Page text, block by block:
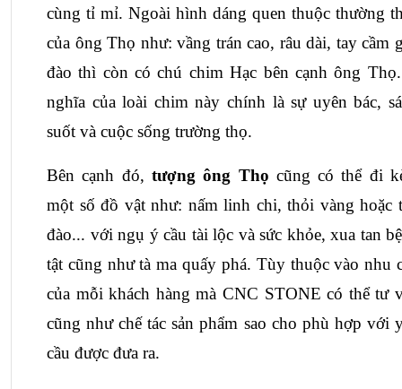
cùng tỉ mỉ. Ngoài hình dáng quen thuộc thường
của ông Thọ như: vầng trán cao, râu dài, tay cầm
đào thì còn có chú chim Hạc bên cạnh ông
nghĩa của loài chim này chính là sự uyên bác,
suốt và cuộc sống trường thọ.
Bên cạnh đó, tượng ông Thọ cũng có thể đi
một số đồ vật như: nấm linh chi, thỏi vàng hoặc
đào... với ngụ ý cầu tài lộc và sức khỏe, xua tan
tật cũng như tà ma quấy phá. Tùy thuộc vào nhu
của mỗi khách hàng mà CNC STONE có thể tư
cũng như chế tác sản phẩm sao cho phù hợp với
cầu được đưa ra.